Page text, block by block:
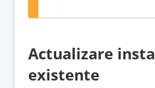
Actualizare
existente